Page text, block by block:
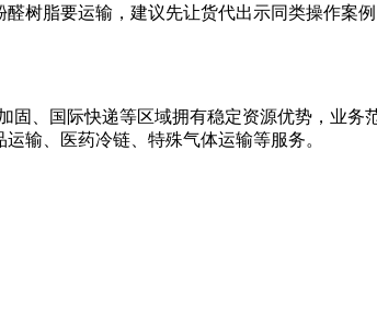
树脂要运输，建议先让货代出示同类操作案
、国际快递等区域拥有稳定资源优势，业务
输、医药冷链、特殊气体运输等服务。